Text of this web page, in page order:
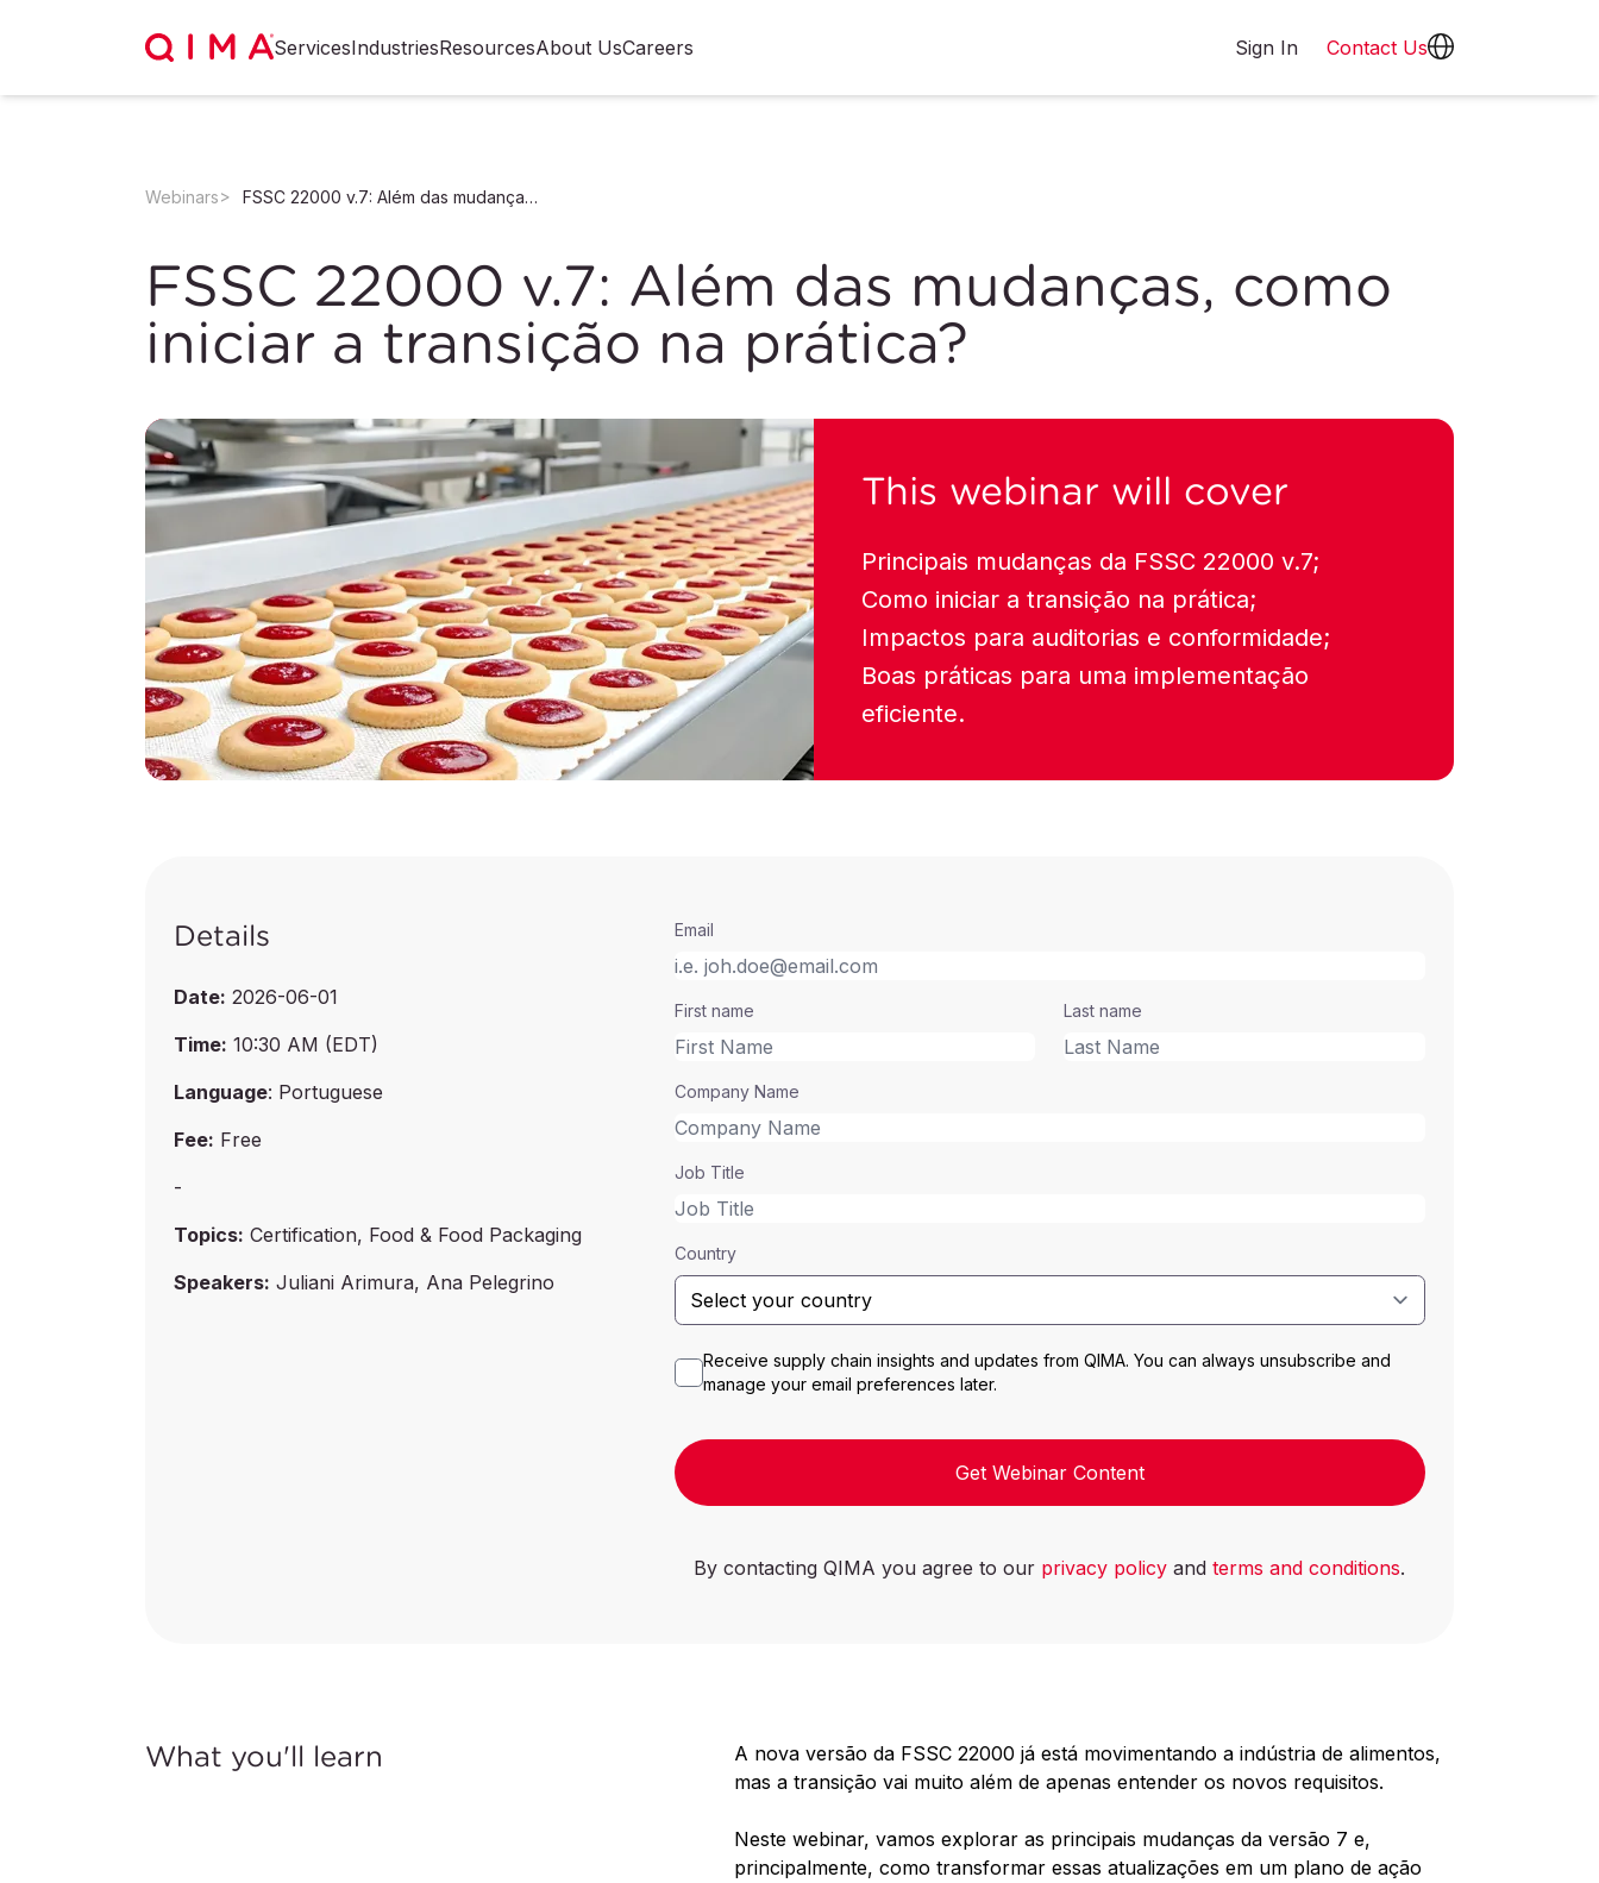
ServicesIndustriesResourcesAbout UsCareers Sign In Contact Us
Webinars FSSC 22000 v.7: Além das mudanças, como iniciar a transição na prática?
FSSC 22000 v.7: Além das mudanças, como
iniciar a transição na prática?
This webinar will cover
Principais mudanças da FSSC 22000 v.7;
Como iniciar a transição na prática;
Impactos para auditorias e conformidade;
Boas práticas para uma implementação
eficiente.
Details
Date: 2026-06-01
Time: 10:30 AM (EDT)
Language: Portuguese
Fee: Free
-
Topics: Certification, Food & Food Packaging
Speakers: Juliani Arimura, Ana Pelegrino
Email
First name Last name
Company Name
Job Title
Country
Receive supply chain insights and updates from QIMA. You can always unsubscribe and
manage your email preferences later.
Get Webinar Content
By contacting QIMA you agree to our privacy policy andterms and conditions.
What you'll learn
A nova versão da FSSC 22000 já está movimentando a indústria de alimentos,
mas a transição vai muito além de apenas entender os novos requisitos.
Neste webinar, vamos explorar as principais mudanças da versão 7 e,
principalmente, como transformar essas atualizações em um plano de ação